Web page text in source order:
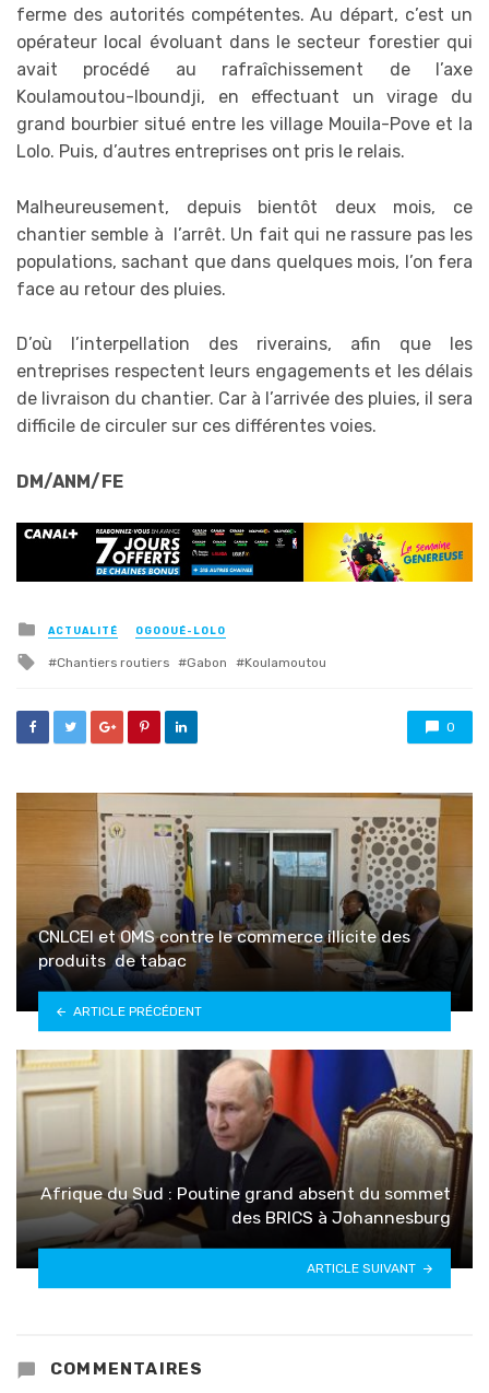
ferme des autorités compétentes. Au départ, c’est un
opérateur local évoluant dans le secteur forestier qui
avait procédé au rafraîchissement de l’axe
Koulamoutou-Iboundji, en effectuant un virage du
grand bourbier situé entre les village Mouila-Pove et la
Lolo. Puis, d’autres entreprises ont pris le relais.
Malheureusement, depuis bientôt deux mois, ce
chantier semble à l’arrêt. Un fait qui ne rassure pas les
populations, sachant que dans quelques mois, l’on fera
face au retour des pluies.
D’où l’interpellation des riverains, afin que les
entreprises respectent leurs engagements et les délais
de livraison du chantier. Car à l’arrivée des pluies, il sera
difficile de circuler sur ces différentes voies.
DM/ANM/FE
Posted
in
ACTUALITÉ OGOOUÉ-LOLO
Tagged
Chantiers routiers Gabon Koulamoutou
0
CNLCEI et OMS contre le commerce illicite des
produits de tabac
ARTICLE PRÉCÉDENT
Afrique du Sud : Poutine grand absent du sommet
des BRICS à Johannesburg
ARTICLE SUIVANT
COMMENTAIRES